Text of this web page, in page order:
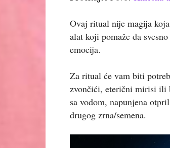
Ovaj ritual nije magija
alat koji pomaže da
emocija.
Za ritual će vam biti
zvončići, eterični mirisi ili
sa vodom, napunjena
drugog zrna/semena.